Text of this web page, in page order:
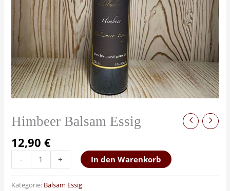
Himbeer Balsam Essig
12,90€
- + In den Warenkorb
Kategorie: Balsam Essig